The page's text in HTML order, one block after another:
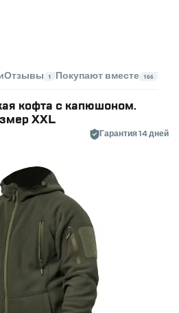
Отзывы 1 Покупают вместе 166
кофта с капюшоном.
XXL
Гарантия 14 дней